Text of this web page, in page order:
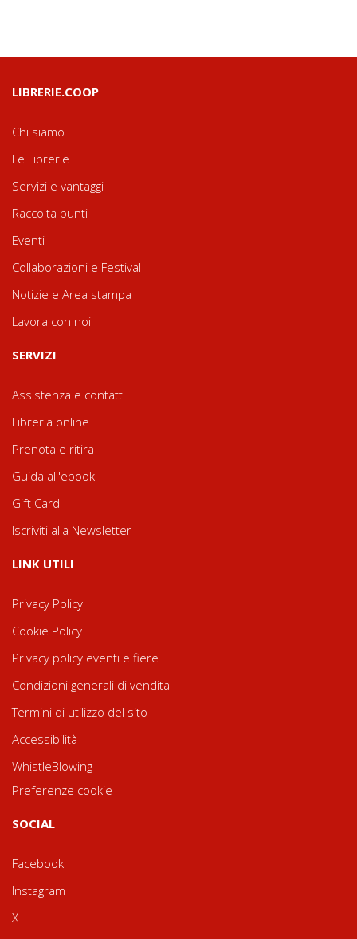
LIBRERIE.COOP
Chi siamo
Le Librerie
Servizi e vantaggi
Raccolta punti
Eventi
Collaborazioni e Festival
Notizie e Area stampa
Lavora con noi
SERVIZI
Assistenza e contatti
Libreria online
Prenota e ritira
Guida all'ebook
Gift Card
Iscriviti alla Newsletter
LINK UTILI
Privacy Policy
Cookie Policy
Privacy policy eventi e fiere
Condizioni generali di vendita
Termini di utilizzo del sito
Accessibilità
WhistleBlowing
Preferenze cookie
SOCIAL
Facebook
Instagram
X